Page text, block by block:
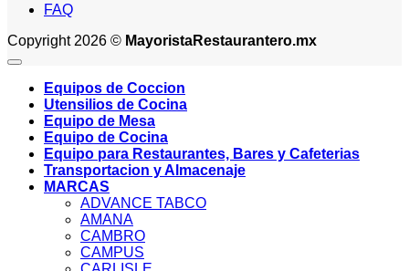
FAQ
Copyright 2026 © MayoristaRestaurantero.mx
Equipos de Coccion
Utensilios de Cocina
Equipo de Mesa
Equipo de Cocina
Equipo para Restaurantes, Bares y Cafeterias
Transportacion y Almacenaje
MARCAS
ADVANCE TABCO
AMANA
CAMBRO
CAMPUS